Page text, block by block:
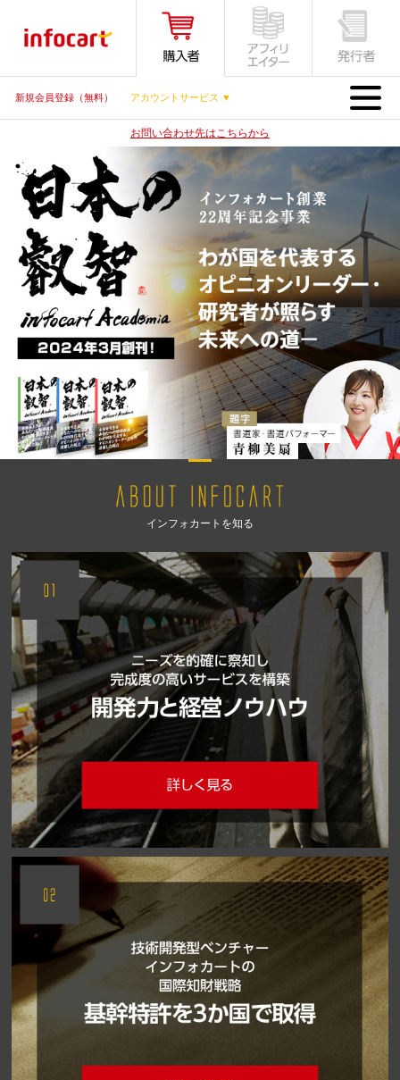
新規会員登録（無料） アカウントサービス ▼ MENU
お問い合わせ先はこちらから
インフォカートを知る